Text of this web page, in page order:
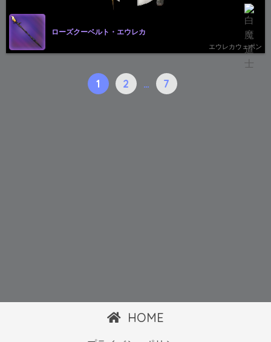
ローズクーベルト・エウレカ
エウレカウェポン
1 2 … 7
HOME